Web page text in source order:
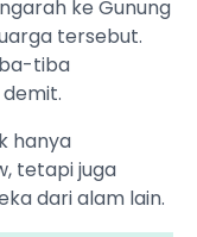
ke Gunung
tersebut.
tiba
hanya
tetapi juga
dari alam lain.